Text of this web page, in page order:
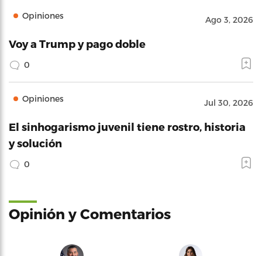
Opiniones Ago 3, 2026
Voy a Trump y pago doble
0
Opiniones Jul 30, 2026
El sinhogarismo juvenil tiene rostro, historia
y solución
0
Opinión y Comentarios